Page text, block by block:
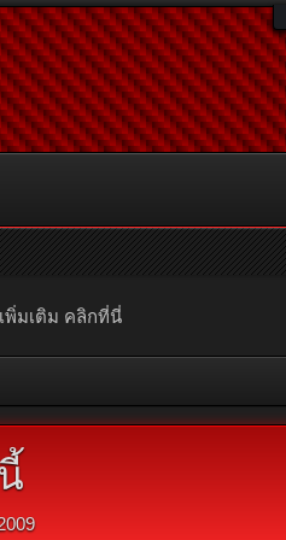
พิ่มเติม คลิกที่นี่